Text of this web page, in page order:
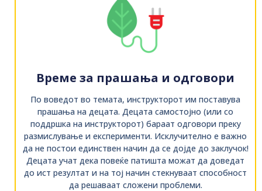
Време за прашања и одговори
По воведот во темата, инструкторот им поставува
прашања на децата. Децата самостојно (или со
поддршка на инструкторот) бараат одговори преку
размислување и експерименти. Исклучително е важно
да не постои единствен начин да се дојде до заклучок!
Децата учат дека повеќе патишта можат да доведат
до ист резултат и на тој начин стекнуваат способност
да решаваат сложени проблеми.